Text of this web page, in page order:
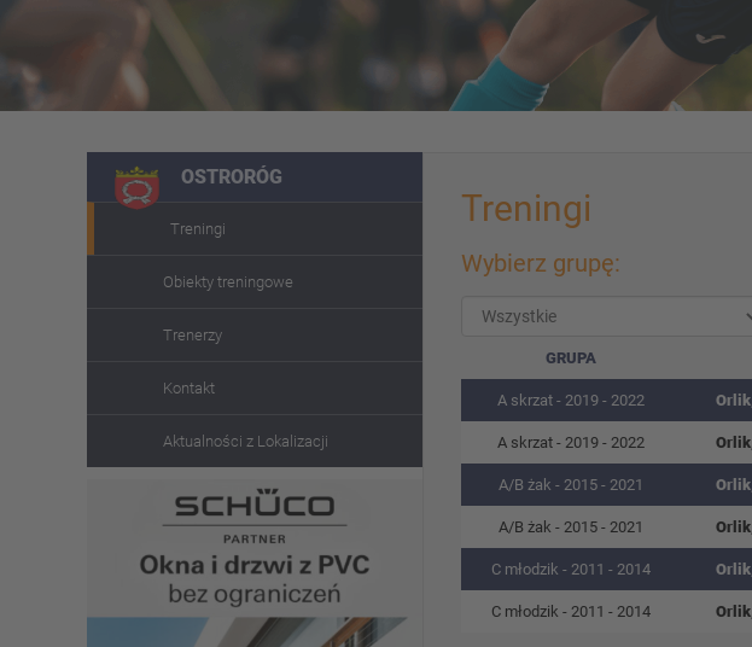
OSTRORÓG
Treningi
Obiekty treningowe
Trenerzy
Kontakt
Aktualności z Lokalizacji
Treningi
Wybierz grupę:
GRUPA
A skrzat - 2019 - 2022
A skrzat - 2019 - 2022
A/B żak - 2015 - 2021
A/B żak - 2015 - 2021
C młodzik - 2011 - 2014
C młodzik - 2011 - 2014